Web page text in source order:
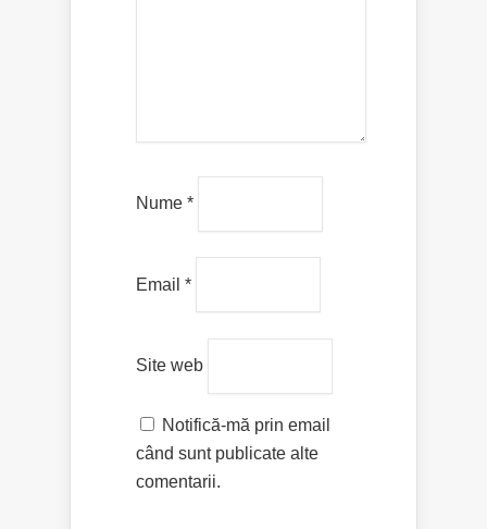
Nume *
Email *
Site web
Notifică-mă prin email
când sunt publicate alte
comentarii.